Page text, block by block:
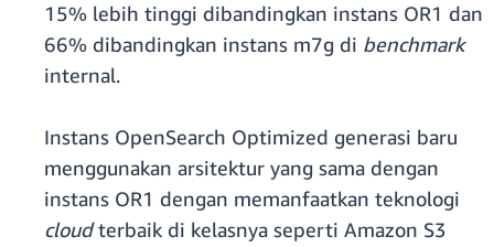
15% lebih tinggi dibandingkan instans OR1 dan
66% dibandingkan instans m7g di benchmark
internal.
Instans OpenSearch Optimized generasi baru
menggunakan arsitektur yang sama dengan
instans OR1 dengan memanfaatkan teknologi
cloudterbaik di kelasnya seperti Amazon S3